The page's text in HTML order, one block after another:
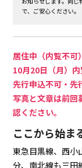
で、ご安心ください。
居住中（内覧不可）
10月20日（月）
先行申込不可・先
写真と文章は前回
認ください。
ここから始ま
東急目黒線、西小
分、南北線も三田